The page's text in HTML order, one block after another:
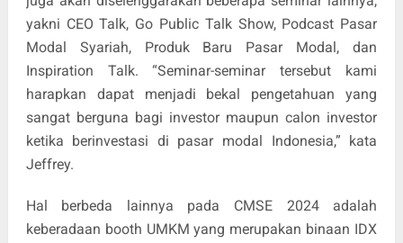
yakni CEO Talk, Go Public Talk Show, Podcast Pasar
Modal Syariah, Produk Baru Pasar Modal, dan
Inspiration Talk. “Seminar-seminar tersebut kami
harapkan dapat menjadi bekal pengetahuan yang
sangat berguna bagi investor maupun calon investor
ketika berinvestasi di pasar modal Indonesia,” kata
Jeffrey.
Hal berbeda lainnya pada CMSE 2024 adalah
keberadaan booth UMKM yang merupakan binaan IDX